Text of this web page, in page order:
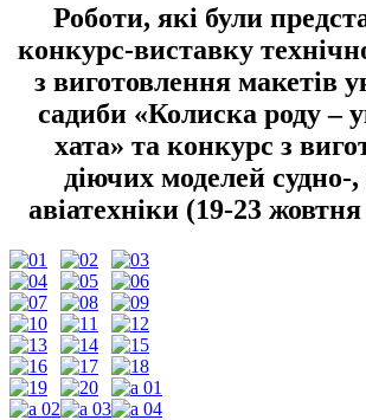
Роботи, які були
конкурс-виставку
з виготовлення макетів
садиби «Колиска роду –
хата» та конкурс з
діючих моделей судно-,
авіатехніки (19-23